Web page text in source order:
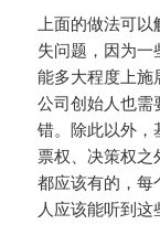
上面的做法可以
失问题，因为
能多大程度上施
公司创始人也需
错。除此以外，
票权、决策权之
都应该有的，每
人应该能听到这